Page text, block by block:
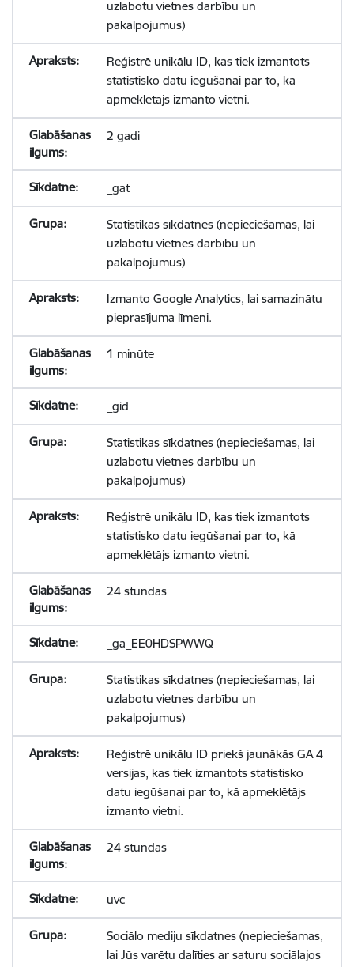
uzlabotu vietnes darbību un
pakalpojumus)
Reģistrē unikālu ID, kas tiek izmantots
statistisko datu iegūšanai par to, kā
apmeklētājs izmanto vietni.
2 gadi
_gat
Statistikas sīkdatnes (nepieciešamas, lai
uzlabotu vietnes darbību un
pakalpojumus)
Izmanto Google Analytics, lai samazinātu
pieprasījuma līmeni.
1 minūte
_gid
Statistikas sīkdatnes (nepieciešamas, lai
uzlabotu vietnes darbību un
pakalpojumus)
Reģistrē unikālu ID, kas tiek izmantots
statistisko datu iegūšanai par to, kā
apmeklētājs izmanto vietni.
24 stundas
_ga_EE0HDSPWWQ
Statistikas sīkdatnes (nepieciešamas, lai
uzlabotu vietnes darbību un
pakalpojumus)
Reģistrē unikālu ID priekš jaunākās GA 4
versijas, kas tiek izmantots statistisko
datu iegūšanai par to, kā apmeklētājs
izmanto vietni.
24 stundas
uvc
Sociālo mediju sīkdatnes (nepieciešamas,
lai Jūs varētu dalīties ar saturu sociālajos